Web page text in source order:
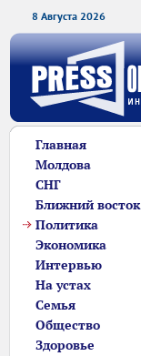
8 Августа 2026
Главная
Молдова
СНГ
Ближний восток
Политика
Экономика
Интервью
На устах
Семья
Общество
Здоровье